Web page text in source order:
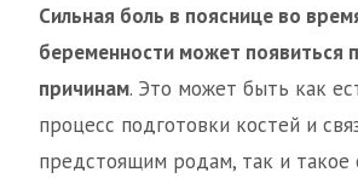
Сильная боль в пояснице во
беременности может появиться
причинам. Это может быть как
процесс подготовки костей и
предстоящим родам, так и такое